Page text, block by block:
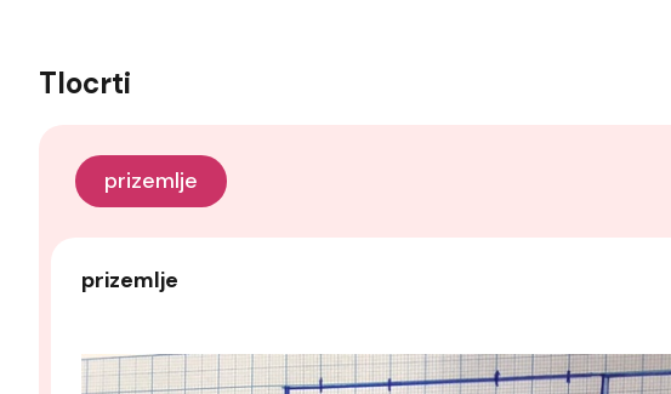
Tlocrti
prizemlje
prizemlje